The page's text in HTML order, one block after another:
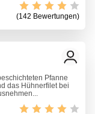
(142 Bewertungen)
Pfanne
das Hühnerfilet bei